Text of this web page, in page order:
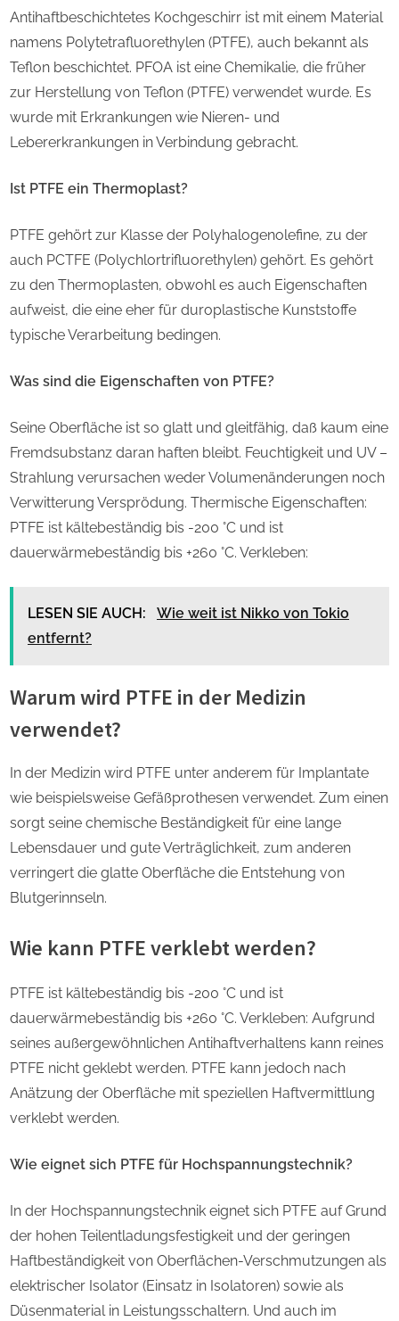
Antihaftbeschichtetes Kochgeschirr ist mit einem Material
namens Polytetrafluorethylen (PTFE), auch bekannt als
Teflon beschichtet. PFOA ist eine Chemikalie, die früher
zur Herstellung von Teflon (PTFE) verwendet wurde. Es
wurde mit Erkrankungen wie Nieren- und
Lebererkrankungen in Verbindung gebracht.
Ist PTFE ein Thermoplast?
PTFE gehört zur Klasse der Polyhalogenolefine, zu der
auch PCTFE (Polychlortrifluorethylen) gehört. Es gehört
zu den Thermoplasten, obwohl es auch Eigenschaften
aufweist, die eine eher für duroplastische Kunststoffe
typische Verarbeitung bedingen.
Was sind die Eigenschaften von PTFE?
Seine Oberfläche ist so glatt und gleitfähig, daß kaum eine
Fremdsubstanz daran haften bleibt. Feuchtigkeit und UV –
Strahlung verursachen weder Volumenänderungen noch
Verwitterung Versprödung. Thermische Eigenschaften:
PTFE ist kältebeständig bis -200 °C und ist
dauerwärmebeständig bis +260 °C. Verkleben:
LESEN SIE AUCH:
Wie weit ist Nikko von Tokio
entfernt?
Warum wird PTFE in der Medizin
verwendet?
In der Medizin wird PTFE unter anderem für Implantate
wie beispielsweise Gefäßprothesen verwendet. Zum einen
sorgt seine chemische Beständigkeit für eine lange
Lebensdauer und gute Verträglichkeit, zum anderen
verringert die glatte Oberfläche die Entstehung von
Blutgerinnseln.
Wie kann PTFE verklebt werden?
PTFE ist kältebeständig bis -200 °C und ist
dauerwärmebeständig bis +260 °C. Verkleben: Aufgrund
seines außergewöhnlichen Antihaftverhaltens kann reines
PTFE nicht geklebt werden. PTFE kann jedoch nach
Anätzung der Oberfläche mit speziellen Haftvermittlung
verklebt werden.
Wie eignet sich PTFE für Hochspannungstechnik?
In der Hochspannungstechnik eignet sich PTFE auf Grund
der hohen Teilentladungsfestigkeit und der geringen
Haftbeständigkeit von Oberflächen-Verschmutzungen als
elektrischer Isolator (Einsatz in Isolatoren) sowie als
Düsenmaterial in Leistungsschaltern. Und auch im